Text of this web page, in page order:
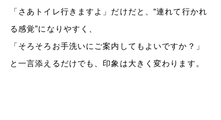
「さあトイレ行きますよ」だけだと、“連れて行かれ
る感覚”になりやすく、
「そろそろお手洗いにご案内してもよいですか？」
と一言添えるだけでも、印象は大きく変わります。